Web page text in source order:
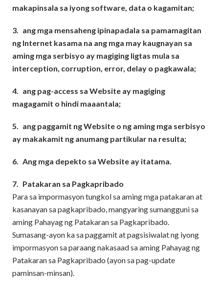
makapinsala sa iyong software, data o kagamitan;
3. ang mga mensaheng ipinapadala sa pamamagitan
ng Internet kasama na ang mga may kaugnayan sa
aming mga serbisyo ay magiging ligtas mula sa
interception, corruption, error, delay o pagkawala;
4. ang pag-access sa Website ay magiging
magagamit o hindi maaantala;
5. ang paggamit ng Website o ng aming mga serbisyo
ay makakamit ng anumang partikular na resulta;
6. Ang mga depekto sa Website ay itatama.
7. Patakaran sa Pagkapribado
Para sa impormasyon tungkol sa aming mga patakaran at
kasanayan sa pagkapribado, mangyaring sumangguni sa
aming Pahayag ng Patakaran sa Pagkapribado.
Sumasang-ayon ka sa paggamit at pagsisiwalat ng iyong
impormasyon sa paraang nakasaad sa aming Pahayag ng
Patakaran sa Pagkapribado (ayon sa pag-update
paminsan-minsan).